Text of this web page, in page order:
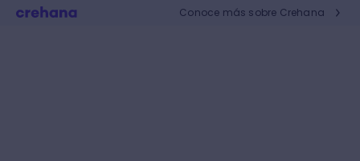
Conoce más sobre Crehana